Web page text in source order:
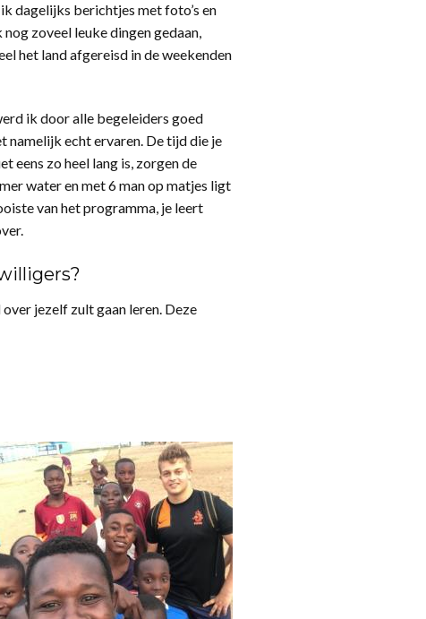
dagelijks berichtjes met foto’s en
zoveel leuke dingen gedaan,
het land afgereisd in de weekenden
ik door alle begeleiders goed
namelijk echt ervaren. De tijd die je
eens zo heel lang is, zorgen de
water en met 6 man op matjes ligt
van het programma, je leert
jezelf zult gaan leren. Deze